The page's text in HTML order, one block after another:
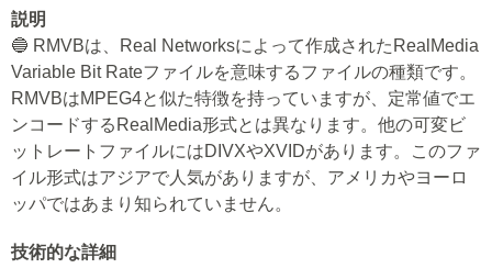
説明
🔵 RMVBは、Real Networksによって作成されたRealMedia
Variable Bit Rateファイルを意味するファイルの種類です。
RMVBはMPEG4と似た特徴を持っていますが、定常値でエ
ンコードするRealMedia形式とは異なります。他の可変ビ
ットレートファイルにはDIVXやXVIDがあります。このファ
イル形式はアジアで人気がありますが、アメリカやヨーロ
ッパではあまり知られていません。
技術的な詳細